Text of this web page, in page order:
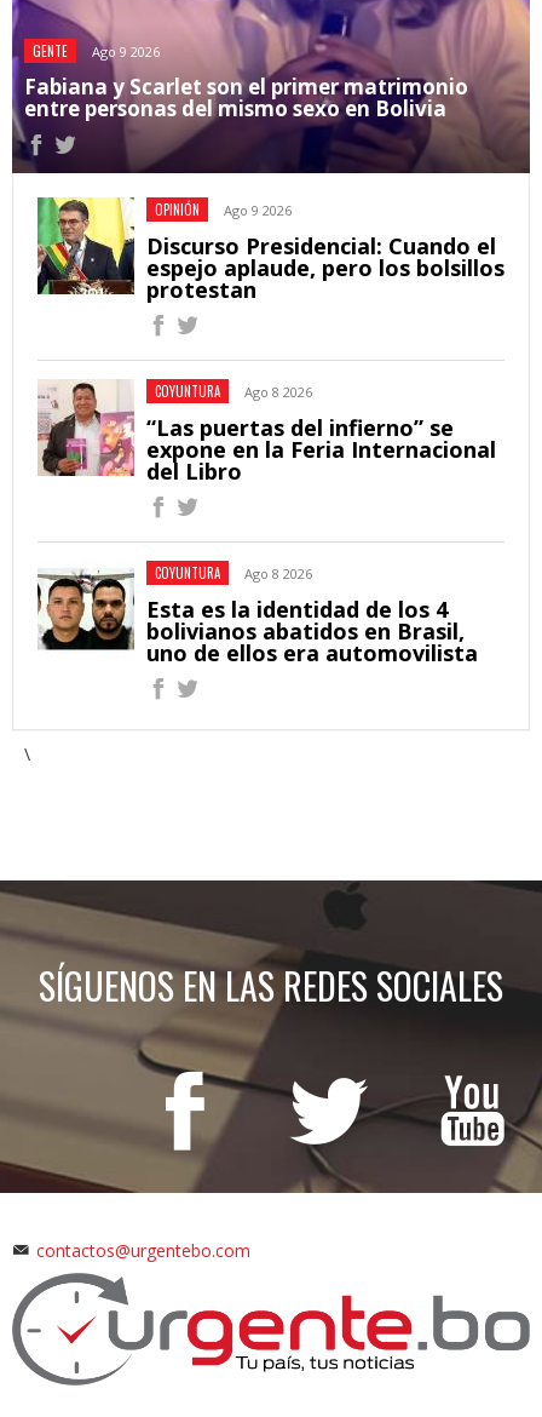
GENTE Ago 9 2026
Fabiana y Scarlet son el primer matrimonio
entre personas del mismo sexo en Bolivia
OPINIÓN Ago 9 2026
Discurso Presidencial: Cuando el
espejo aplaude, pero los bolsillos
protestan
COYUNTURA Ago 8 2026
“Las puertas del infierno” se
expone en la Feria Internacional
del Libro
COYUNTURA Ago 8 2026
Esta es la identidad de los 4
bolivianos abatidos en Brasil,
uno de ellos era automovilista
\
SÍGUENOS EN LAS REDES SOCIALES
contactos@urgentebo.com